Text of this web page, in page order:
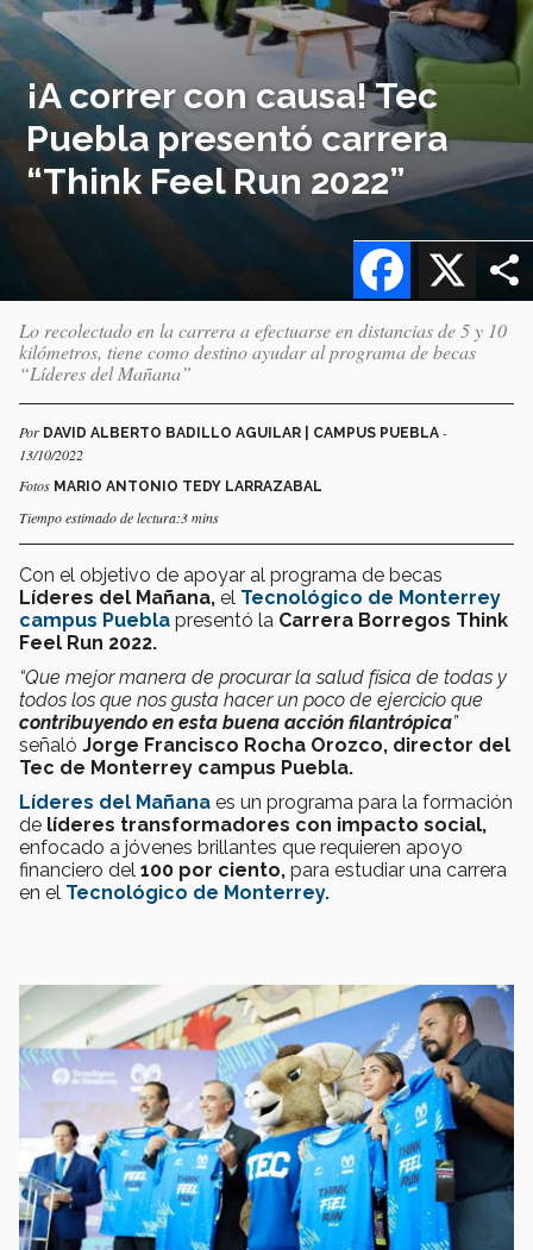
¡A correr con causa! Tec
Puebla presentó carrera
“Think Feel Run 2022”
X
Facebook
Lo recolectado en la carrera a efectuarse en distancias de 5 y 10
kilómetros, tiene como destino ayudar al programa de becas
“Líderes del Mañana”
Por DAVID ALBERTO BADILLO AGUILAR | CAMPUS PUEBLA -
13/10/2022
Fotos MARIO ANTONIO TEDY LARRAZABAL
Tiempo estimado de lectura:3 mins
Con el objetivo de apoyar al programa de becas
Líderes del Mañana, el Tecnológico de Monterrey
campus Puebla presentó la Carrera Borregos Think
Feel Run 2022.
“Que mejor manera de procurar la salud física de todas y
todos los que nos gusta hacer un poco de ejercicio que
contribuyendo en esta buena acción filantrópica”
señaló Jorge Francisco Rocha Orozco, director del
Tec de Monterrey campus Puebla.
Líderes del Mañana es un programa para la formación
de líderes transformadores con impacto social,
enfocado a jóvenes brillantes que requieren apoyo
financiero del 100 por ciento, para estudiar una carrera
en el Tecnológico de Monterrey.